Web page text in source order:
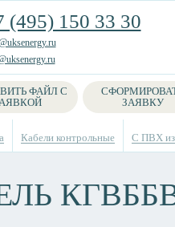
(495) 150 33 30
ФАЙЛ С
ЗАЯВКУ
Кабели контрольные С ПВХ